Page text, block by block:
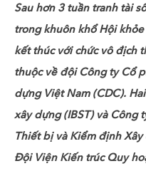
Sau hơn 3 tuần tranh tài
trong khuôn khổ Hội
kết thúc với chức vô địch
thuộc về đội Công ty Cổ
dựng Việt Nam (CDC).
xây dựng (IBST) và Công
Thiết bị và Kiểm định
Đội Viện Kiến trúc Quy